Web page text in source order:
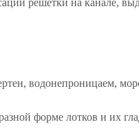
решетки на канале,
водонепроницаем,
форме лотков и их